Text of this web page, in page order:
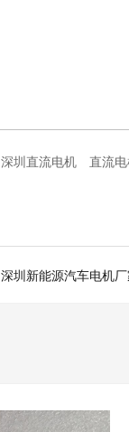
深圳直流电机
直流